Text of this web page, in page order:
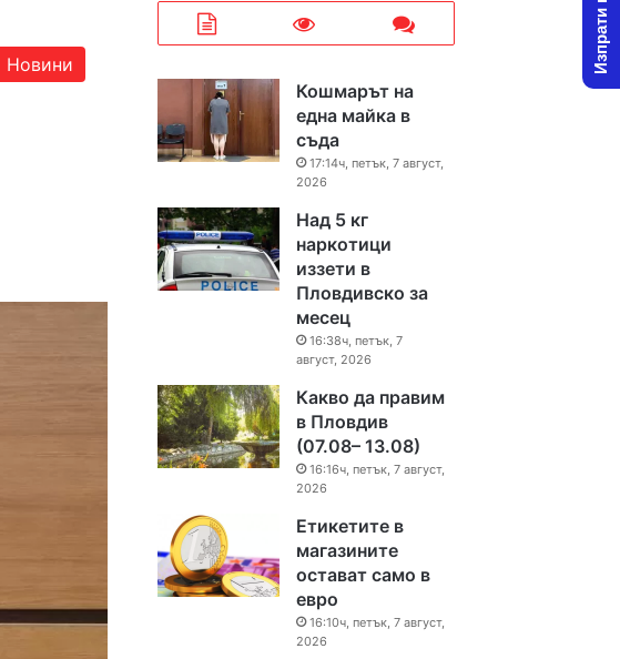
Новини
Кошмарът на
една майка в
съда
17:14ч, петък, 7 август,
2026
Над 5 кг
наркотици
иззети в
Пловдивско за
месец
16:38ч, петък, 7
август, 2026
Какво да правим
в Пловдив
(07.08– 13.08)
16:16ч, петък, 7 август,
2026
Етикетите в
магазините
остават само в
евро
16:10ч, петък, 7 август,
2026